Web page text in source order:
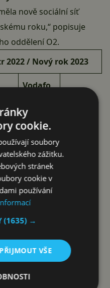
nově sociální síť
roku,“ popisuje
oddělení O2.
2022 / Nový rok 2023
Vodafo
15 513
205
(pokles
o 7 %)
4 399
282
(pokles
o 16 %)
cookie.
soubory
zážitku.
stránek
cookie v
používání
(1635) →
PŘIJMOUT VŠE